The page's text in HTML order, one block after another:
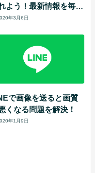
よう！最新情報を毎週
！隠しスタンプ情報
年3月6日
で画像を送ると画質
くなる問題を解決！
年1月9日